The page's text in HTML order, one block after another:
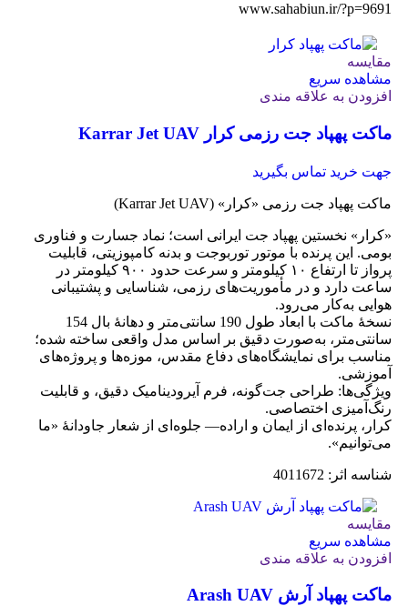
www.sahabiun.ir/?p=9691
مقایسه
مشاهده سریع
افزودن به علاقه مندی
ماکت پهپاد جت رزمی کرار Karrar Jet UAV
جهت خرید تماس بگیرید
ماکت پهپاد جت رزمی «کرار» (Karrar Jet UAV)
«کرار» نخستین پهپاد جت ایرانی است؛ نماد جسارت و فناوری
بومی. این پرنده با موتور توربوجت و بدنه کامپوزیتی، قابلیت
پرواز تا ارتفاع ۱۰ کیلومتر و سرعت حدود ۹۰۰ کیلومتر در
ساعت دارد و در مأموریت‌های رزمی، شناسایی و پشتیبانی
هوایی به‌کار می‌رود.
نسخهٔ ماکت با ابعاد طول 190 سانتی‌متر و دهانهٔ بال 154
سانتی‌متر، به‌صورت دقیق بر اساس مدل واقعی ساخته شده؛
مناسب برای نمایشگاه‌های دفاع مقدس، موزه‌ها و پروژه‌های
آموزشی.
ویژگی‌ها: طراحی جت‌گونه، فرم آیرودینامیک دقیق، و قابلیت
رنگ‌آمیزی اختصاصی.
کرار، پرنده‌ای از ایمان و اراده— جلوه‌ای از شعار جاودانۀ «ما
می‌توانیم».
شناسه اثر: 4011672
مقایسه
مشاهده سریع
افزودن به علاقه مندی
ماکت پهپاد آرش Arash UAV